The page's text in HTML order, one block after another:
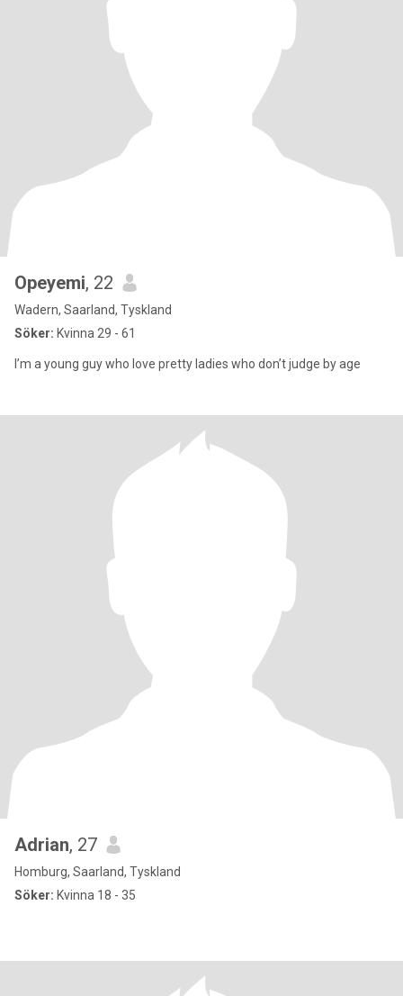
Opeyemi, 22
Wadern, Saarland, Tyskland
Söker: Kvinna 29 - 61
I’m a young guy who love pretty ladies who don’t judge by age
Adrian, 27
Homburg, Saarland, Tyskland
Söker: Kvinna 18 - 35